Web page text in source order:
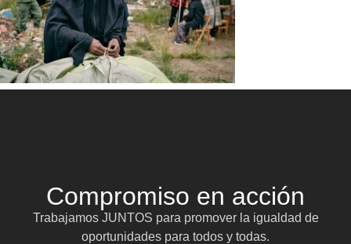
Compromiso en acción
Trabajamos JUNTOS para promover la igualdad de
oportunidades para todos y todas.